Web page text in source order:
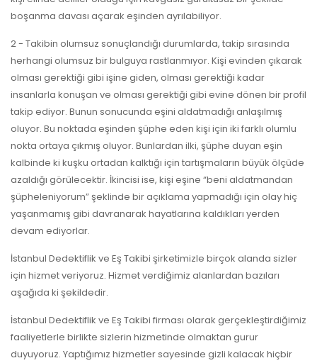
boşanma davası açarak eşinden ayrılabiliyor.
2 - Takibin olumsuz sonuçlandığı durumlarda, takip sırasında
herhangi olumsuz bir bulguya rastlanmıyor. Kişi evinden çıkarak
olması gerektiği gibi işine giden, olması gerektiği kadar
insanlarla konuşan ve olması gerektiği gibi evine dönen bir profil
takip ediyor. Bunun sonucunda eşini aldatmadığı anlaşılmış
oluyor. Bu noktada eşinden şüphe eden kişi için iki farklı olumlu
nokta ortaya çıkmış oluyor. Bunlardan ilki, şüphe duyan eşin
kalbinde ki kuşku ortadan kalktığı için tartışmaların büyük ölçüde
azaldığı görülecektir. İkincisi ise, kişi eşine “beni aldatmandan
şüpheleniyorum” şeklinde bir açıklama yapmadığı için olay hiç
yaşanmamış gibi davranarak hayatlarına kaldıkları yerden
devam ediyorlar.
İstanbul Dedektiflik ve Eş Takibi şirketimizle birçok alanda sizler
için hizmet veriyoruz. Hizmet verdiğimiz alanlardan bazıları
aşağıda ki şekildedir.
İstanbul Dedektiflik ve Eş Takibi firması olarak gerçekleştirdiğimiz
faaliyetlerle birlikte sizlerin hizmetinde olmaktan gurur
duyuyoruz. Yaptığımız hizmetler sayesinde gizli kalacak hiçbir